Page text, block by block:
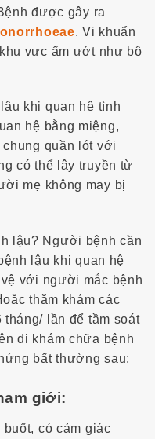
được gây ra
. Vi khuẩn
vực ẩm ướt như bộ
khi quan hệ tình
hệ bằng miệng,
quần lót với
có thể lây truyền từ
mẹ không may bị
lậu? Người bệnh cần
lậu khi quan hệ
với người mắc bệnh
thăm khám các
lần để tầm soát
đi khám chữa bệnh
bất thường sau:
giới:
có cảm giác